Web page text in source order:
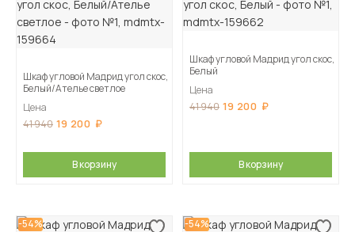
Шкаф угловой Мадрид угол скос,
Белый/Ателье светлое
Цена
41 940 19 200
В корзину
Шкаф угловой Мадрид угол скос,
Белый
Цена
41 940 19 200
В корзину
-54% -54%